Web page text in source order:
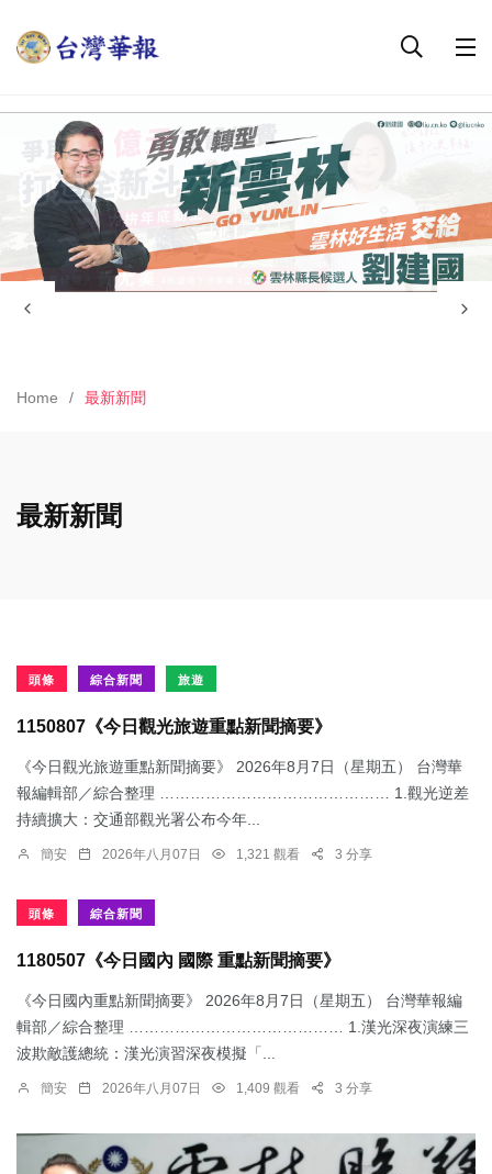
Home 最新新聞
最新新聞
頭條 綜合新聞 旅遊
1150807《今日觀光旅遊重點新聞摘要》
《今日觀光旅遊重點新聞摘要》 2026年8月7日（星期五） 台灣華
報編輯部／綜合整理 ……………………………………… 1.觀光逆差
持續擴大：交通部觀光署公布今年...
簡安 2026年八月07日 1,321 觀看 3 分享
頭條 綜合新聞
1180507《今日國內 國際 重點新聞摘要》
《今日國內重點新聞摘要》 2026年8月7日（星期五） 台灣華報編
輯部／綜合整理 …………………………………… 1.漢光深夜演練三
波欺敵護總統：​漢光演習深夜模擬「...
簡安 2026年八月07日 1,409 觀看 3 分享